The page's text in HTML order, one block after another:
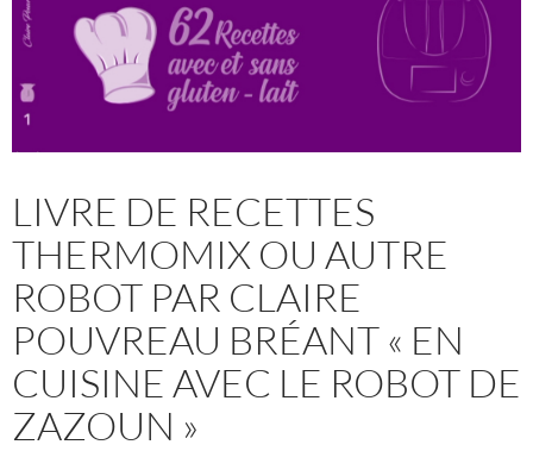
LIVRE DE RECETTES
THERMOMIX OU AUTRE
ROBOT PAR CLAIRE
POUVREAU BRÉANT « EN
CUISINE AVEC LE ROBOT DE
ZAZOUN »